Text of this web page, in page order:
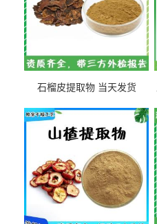
石榴皮提取物 当天发货